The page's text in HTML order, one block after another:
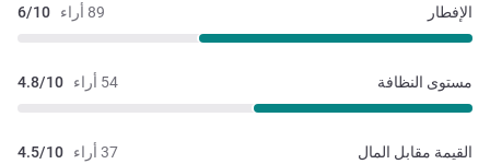
89 أراء 6/10 الإفطار
54 أراء 4.8/10 مستوى النظافة
37 أراء 4.5/10 القيمة مقابل المال